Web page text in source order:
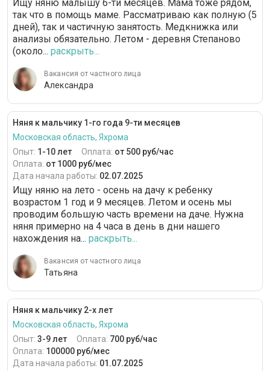
Ищу няню малышу 6-ти месяцев. Мама тоже рядом,
так что в помощь маме. Рассматриваю как полную (5
дней), так и частичную занятость. Медкнижка или
анализы обязательно. Летом - деревня Степаново
(около... раскрыть...
Вакансия от частного лица
Александра
Няня к мальчику 1-го года 9-ти месяцев
Московская область, Яхрома
Опыт: 1-10 лет Оплата: от 500 руб/час
Оплата: от 1000 руб/мес
Дата начала работы: 02.07.2025
Ищу няню на лето - осень на дачу к ребенку
возрастом 1 год и 9 месяцев. Летом и осень мы
проводим большую часть времени на даче. Нужна
няня примерно на 4 часа в день в дни нашего
нахождения на... раскрыть...
Вакансия от частного лица
Татьяна
Няня к мальчику 2-х лет
Московская область, Яхрома
Опыт: 3-9 лет Оплата: 700 руб/час
Оплата: 100000 руб/мес
Дата начала работы: 01.07.2025